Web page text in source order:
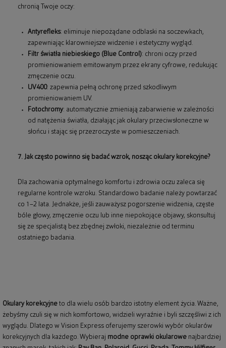
chronią Twoje oczy:
Antyrefleks: eliminuje niepożądane odblaski na soczewkach,
zapewniając klarowniejsze widzenie i estetyczny wygląd.
Filtr światła niebieskiego (Blue Control): chroni oczy przed
promieniowaniem emitowanym przez ekrany cyfrowe, redukując
zmęczenie oczu.
UV400: zapewnia pełną ochronę przed szkodliwym
promieniowaniem UV.
Fotochromy: automatycznie zmieniają zabarwienie w zależności
od natężenia światła, działając jak okulary przeciwsłoneczne w
słońcu i stając się przezroczyste w pomieszczeniach.
7. Jak często powinno się badać wzrok, nosząc okulary korekcyjne?
Dla zachowania optymalnego komfortu i zdrowia oczu zaleca się
regularne kontrole wzroku. Standardowo badanie należy powtarzać
co 1–2 lata. Jednakże, jeśli zauważysz pogorszenie widzenia, częste
bóle głowy, zmęczenie oczu lub inne niepokojące objawy, skonsultuj
się ze specjalistą bez zbędnej zwłoki, niezależnie od terminu
ostatniego badania.
Okulary korekcyjne to dla wielu osób bardzo istotny element życia. Ważne,
żebyśmy czuli się w nich komfortowo, widzieli wyraźnie i byli szczęśliwi z ich
wyglądu. Dlatego w Vision Express oferujemy szerowki wybór okularów
korekcyjnych dla każdego. Wybieraj modne oprawki okularowe najbardziej